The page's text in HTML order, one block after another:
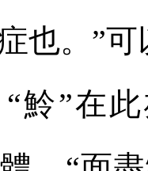
也。 ”可
魿”在